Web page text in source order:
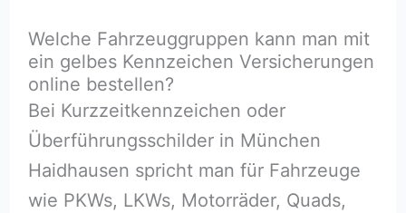
Welche Fahrzeuggruppen kann man mit
ein gelbes Kennzeichen Versicherungen
online bestellen?
Bei Kurzzeitkennzeichen oder
Überführungsschilder in München
Haidhausen spricht man für Fahrzeuge
wie PKWs, LKWs, Motorräder, Quads,